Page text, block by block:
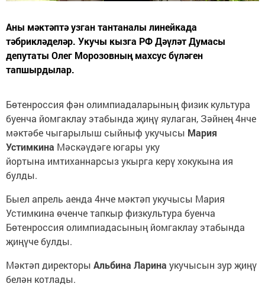
Аны мәктәптә узган тантаналы линейкада
тәбрикләделәр. Укучы кызга РФ Дәүләт Думасы
депутаты Олег Морозовның махсус бүләген
тапшырдылар.
Бөтенроссия фән олимпиадаларының физик культура
буенча йомгаклау этабында җиңү яулаган, Зәйнең 4нче
мәктәбе чыгарылыш сыйныф укучысы Мария
Устимкина Мәскәүдәге югары уку
йортына имтиханнарсыз укырга керү хокукына ия
булды.
Быел апрель аенда 4нче мәктәп укучысы Мария
Устимкина өченче тапкыр физкультура буенча
Бөтенроссия олимпиадасының йомгаклау этабында
җиңүче булды.
Мәктәп директоры Альбина Ларина укучысын зур җиңү
белән котлады.